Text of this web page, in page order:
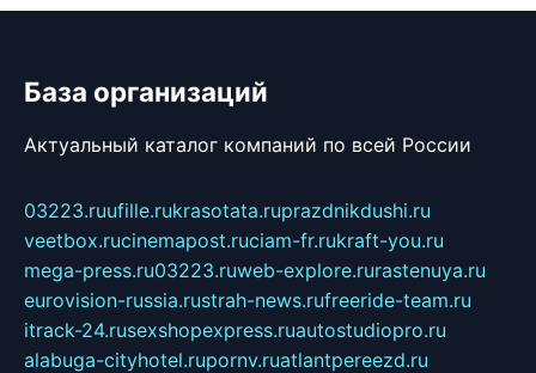
База организаций
Актуальный каталог компаний по всей России
03223.ruufille.rukrasotata.ruprazdnikdushi.ru
veetbox.rucinemapost.ruciam-fr.rukraft-you.ru
mega-press.ru03223.ruweb-explore.rurastenuya.ru
eurovision-russia.rustrah-news.rufreeride-team.ru
itrack-24.rusexshopexpress.ruautostudiopro.ru
alabuga-cityhotel.rupornv.ruatlantpereezd.ru